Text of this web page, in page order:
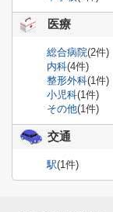
医療
総合病院(2件)
内科(4件)
整形外科(1件)
小児科(1件)
その他(1件)
交通
駅(1件)